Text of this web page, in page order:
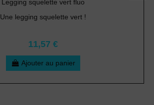
Legging squelette vert fluo
Une legging squelette vert !
11,57 €
Ajouter au panier